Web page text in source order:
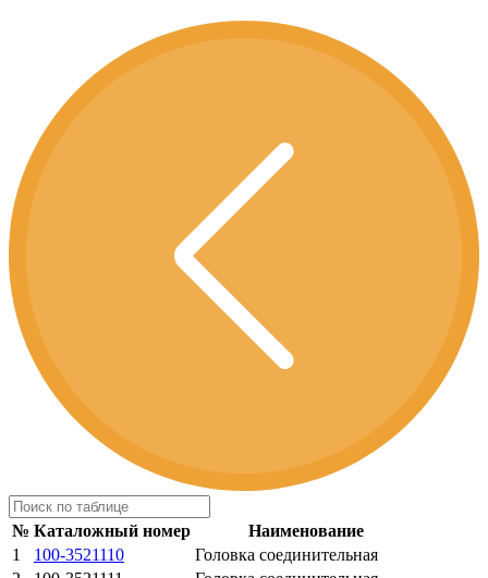
№ Каталожный номер
Наименование
1
100-3521110
Головка соединительная